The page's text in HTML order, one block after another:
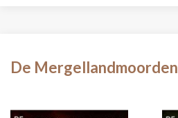
De Mergellandmoorden